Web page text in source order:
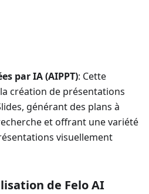
par IA (AIPPT): Cette
création de présentations
générant des plans à
et offrant une variété
visuellement
de Felo AI